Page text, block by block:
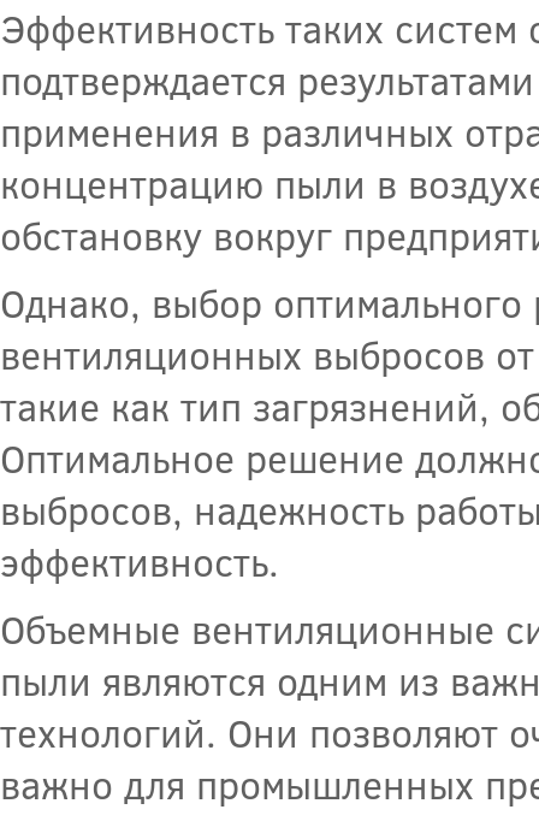
Эффективность таких
подтверждается
применения в различных
концентрацию пыли в
обстановку вокруг
Однако, выбор
вентиляционных выбросов
такие как тип загрязнений,
Оптимальное решение
выбросов, надежность
эффективность.
Объемные вентиляционные
пыли являются одним из
технологий. Они позволяют
важно для промышленных